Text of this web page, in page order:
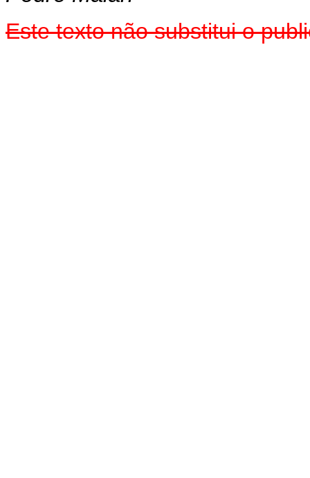
Este texto não substitui o